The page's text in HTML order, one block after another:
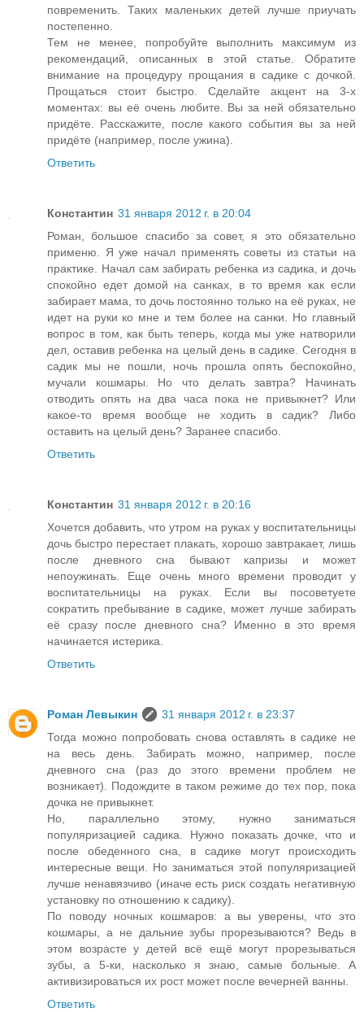
повременить. Таких маленьких детей лучше приучать
постепенно.
Тем не менее, попробуйте выполнить максимум из
рекомендаций, описанных в этой статье. Обратите
внимание на процедуру прощания в садике с дочкой.
Прощаться стоит быстро. Сделайте акцент на 3-х
моментах: вы её очень любите. Вы за ней обязательно
придёте. Расскажите, после какого события вы за ней
придёте (например, после ужина).
Ответить
Константин 31 января 2012 г. в 20:04
Роман, большое спасибо за совет, я это обязательно
применю. Я уже начал применять советы из статьи на
практике. Начал сам забирать ребенка из садика, и дочь
спокойно едет домой на санках, в то время как если
забирает мама, то дочь постоянно только на её руках, не
идет на руки ко мне и тем более на санки. Но главный
вопрос в том, как быть теперь, когда мы уже натворили
дел, оставив ребенка на целый день в садике. Сегодня в
садик мы не пошли, ночь прошла опять беспокойно,
мучали кошмары. Но что делать завтра? Начинать
отводить опять на два часа пока не привыкнет? Или
какое-то время вообще не ходить в садик? Либо
оставить на целый день? Заранее спасибо.
Ответить
Константин 31 января 2012 г. в 20:16
Хочется добавить, что утром на руках у воспитательницы
дочь быстро перестает плакать, хорошо завтракает, лишь
после дневного сна бывают капризы и может
непоужинать. Еще очень много времени проводит у
воспитательницы на руках. Если вы посоветуете
сократить пребывание в садике, может лучше забирать
её сразу после дневного сна? Именно в это время
начинается истерика.
Ответить
Роман Левыкин
31 января 2012 г. в 23:37
Тогда можно попробовать снова оставлять в садике не
на весь день. Забирать можно, например, после
дневного сна (раз до этого времени проблем не
возникает). Подождите в таком режиме до тех пор, пока
дочка не привыкнет.
Но, параллельно этому, нужно заниматься
популяризацией садика. Нужно показать дочке, что и
после обеденного сна, в садике могут происходить
интересные вещи. Но заниматься этой популяризацией
лучше ненавязчиво (иначе есть риск создать негативную
установку по отношению к садику).
По поводу ночных кошмаров: а вы уверены, что это
кошмары, а не дальние зубы прорезываются? Ведь в
этом возрасте у детей всё ещё могут прорезываться
зубы, а 5-ки, насколько я знаю, самые больные. А
активизироваться их рост может после вечерней ванны.
Ответить